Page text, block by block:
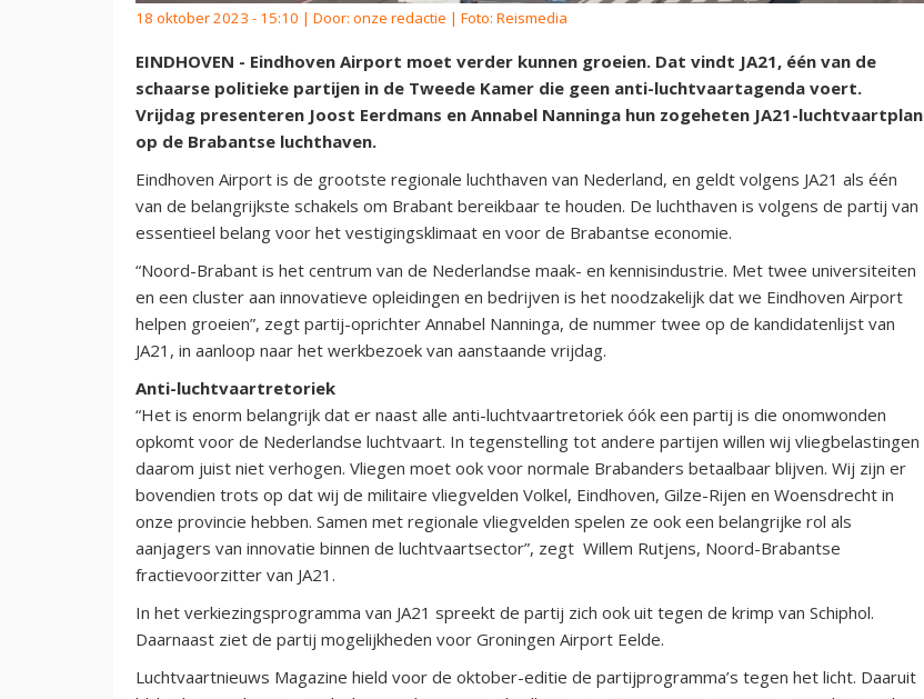
18 oktober 2023 - 15:10 | Door: onze redactie | Foto: Reismedia
EINDHOVEN - Eindhoven Airport moet verder kunnen groeien. Dat vindt JA21, één van de
schaarse politieke partijen in de Tweede Kamer die geen anti-luchtvaartagenda voert.
Vrijdag presenteren Joost Eerdmans en Annabel Nanninga hun zogeheten JA21-luchtvaartplan
op de Brabantse luchthaven.
Eindhoven Airport is de grootste regionale luchthaven van Nederland, en geldt volgens JA21 als één
van de belangrijkste schakels om Brabant bereikbaar te houden. De luchthaven is volgens de partij van
essentieel belang voor het vestigingsklimaat en voor de Brabantse economie.
“Noord-Brabant is het centrum van de Nederlandse maak- en kennisindustrie. Met twee universiteiten
en een cluster aan innovatieve opleidingen en bedrijven is het noodzakelijk dat we Eindhoven Airport
helpen groeien”, zegt partij-oprichter Annabel Nanninga, de nummer twee op de kandidatenlijst van
JA21, in aanloop naar het werkbezoek van aanstaande vrijdag.
Anti-luchtvaartretoriek
“Het is enorm belangrijk dat er naast alle anti-luchtvaartretoriek óók een partij is die onomwonden
opkomt voor de Nederlandse luchtvaart. In tegenstelling tot andere partijen willen wij vliegbelastingen
daarom juist niet verhogen. Vliegen moet ook voor normale Brabanders betaalbaar blijven. Wij zijn er
bovendien trots op dat wij de militaire vliegvelden Volkel, Eindhoven, Gilze-Rijen en Woensdrecht in
onze provincie hebben. Samen met regionale vliegvelden spelen ze ook een belangrijke rol als
aanjagers van innovatie binnen de luchtvaartsector”, zegt Willem Rutjens, Noord-Brabantse
fractievoorzitter van JA21.
In het verkiezingsprogramma van JA21 spreekt de partij zich ook uit tegen de krimp van Schiphol.
Daarnaast ziet de partij mogelijkheden voor Groningen Airport Eelde.
Luchtvaartnieuws Magazine hield voor de oktober-editie de partijprogramma’s tegen het licht. Daaruit